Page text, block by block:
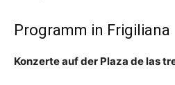
Programm in Frigiliana
Konzerte auf der Plaza de las